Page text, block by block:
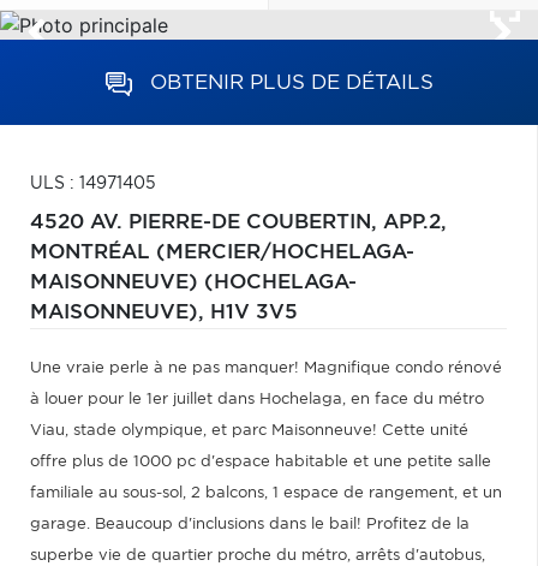
OBTENIR PLUS DE DÉTAILS
ULS : 14971405
4520 AV. PIERRE-DE COUBERTIN, APP.2,
MONTRÉAL (MERCIER/HOCHELAGA-
MAISONNEUVE) (HOCHELAGA-
MAISONNEUVE), H1V 3V5
Une vraie perle à ne pas manquer! Magnifique condo rénové
à louer pour le 1er juillet dans Hochelaga, en face du métro
Viau, stade olympique, et parc Maisonneuve! Cette unité
offre plus de 1000 pc d'espace habitable et une petite salle
familiale au sous-sol, 2 balcons, 1 espace de rangement, et un
garage. Beaucoup d'inclusions dans le bail! Profitez de la
superbe vie de quartier proche du métro, arrêts d'autobus,